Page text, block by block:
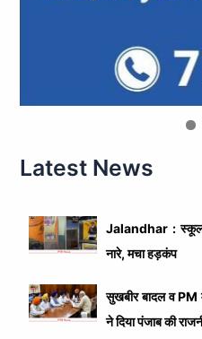
Latest News
Jalandhar : स्कूल
नारे, मचा हड़कंप
सुखबीर बादल व PM
ने दिया पंजाब की